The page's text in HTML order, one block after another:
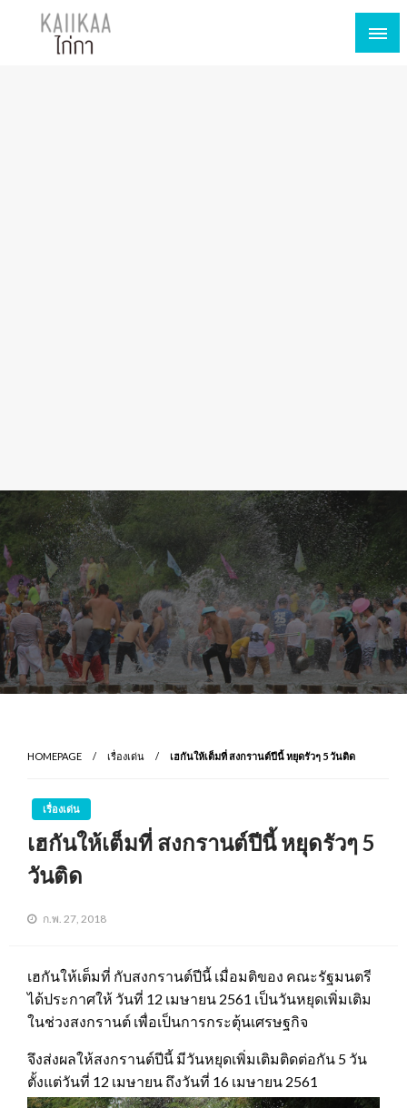
HOMEPAGE เรื่องเด่น เฮกันให้เต็มที่ สงกรานต์ปีนี้ หยุดรัวๆ 5 วันติด
เรื่องเด่น
เฮกันให้เต็มที่ สงกรานต์ปีนี้ หยุดรัวๆ 5
วันติด
ก.พ. 27, 2018
เฮกันให้เต็มที่ กับสงกรานต์ปีนี้ เมื่อมติของ คณะรัฐมนตรี
ได้ประกาศให้ วันที่ 12 เมษายน 2561 เป็นวันหยุดเพิ่มเติม
ในช่วงสงกรานต์ เพื่อเป็นการกระตุ้นเศรษฐกิจ
จึงส่งผลให้สงกรานต์ปีนี้ มีวันหยุดเพิ่มเติมติดต่อกัน 5 วัน
ตั้งแต่วันที่ 12 เมษายน ถึงวันที่ 16 เมษายน 2561